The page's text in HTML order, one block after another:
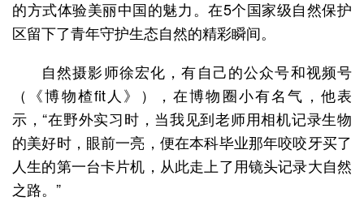
的方式体验美丽中国的魅力。在5个国家级自然保护
区留下了青年守护生态自然的精彩瞬间。
自然摄影师徐宏化，有自己的公众号和视频号
（《博物楂fit人》），在博物圈小有名气，他表
示，“在野外实习时，当我见到老师用相机记录生物
的美好时，眼前一亮，便在本科毕业那年咬咬牙买了
人生的第一台卡片机，从此走上了用镜头记录大自然
之路。”